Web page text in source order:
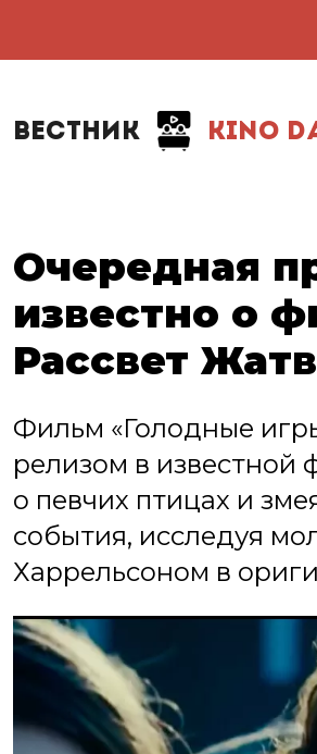
ВЕСТНИК KINO
Очередная
известно о
Рассвет
Фильм «Голодные
релизом в
о певчих птицах и
события, исследуя
Харрельсоном в